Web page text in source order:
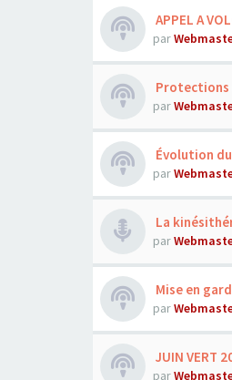
APPEL A
par
Protections
par
Évolution
par
La
par
Mise en
par
JUIN VERT
par